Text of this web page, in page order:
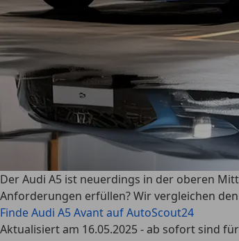
Der Audi A5 ist neuerdings in der oberen
Anforderungen erfüllen? Wir vergleichen den
Finde Audi A5 Avant auf AutoScout24
Aktualisiert am 16.05.2025 - ab sofort sind